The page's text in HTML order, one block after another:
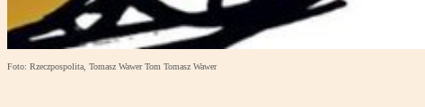
Foto: Rzeczpospolita, Tomasz Wawer Tom Tomasz Wawer